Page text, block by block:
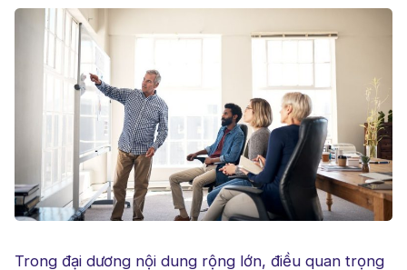
Trong đại dương nội dung rộng lớn, điều quan trọng